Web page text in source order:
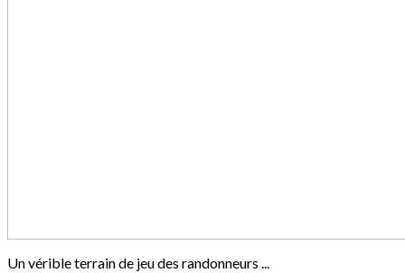
Un vérible terrain de jeu des randonneurs ...